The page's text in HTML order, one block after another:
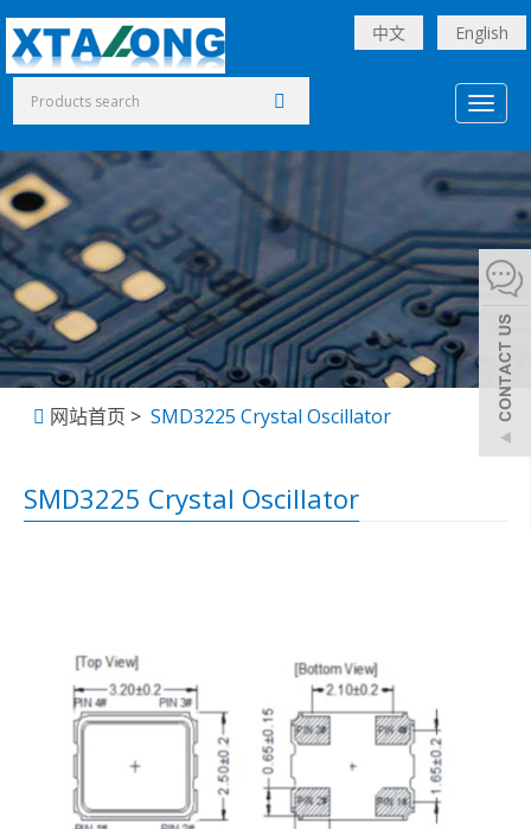
中文 English
网站首页 > SMD3225 Crystal Oscillator
SMD3225 Crystal Oscillator